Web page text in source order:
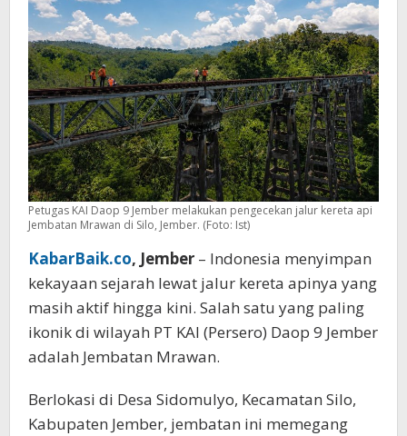
Petugas KAI Daop 9 Jember melakukan pengecekan jalur kereta api
Jembatan Mrawan di Silo, Jember. (Foto: Ist)
KabarBaik.co, Jember – Indonesia menyimpan
kekayaan sejarah lewat jalur kereta apinya yang
masih aktif hingga kini. Salah satu yang paling
ikonik di wilayah PT KAI (Persero) Daop 9 Jember
adalah Jembatan Mrawan.
Berlokasi di Desa Sidomulyo, Kecamatan Silo,
Kabupaten Jember, jembatan ini memegang